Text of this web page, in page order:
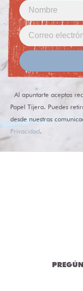
Al apuntarte aceptas
Papel Tijera. Puedes
desde nuestras
Privacidad.